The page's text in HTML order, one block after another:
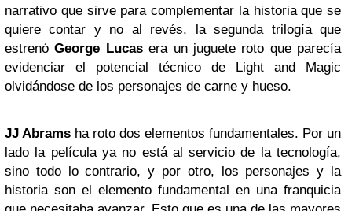
narrativo que sirve para complementar la historia que se
quiere contar y no al revés, la segunda trilogía que
estrenóGeorge Lucasera un juguete roto que parecía
evidenciar el potencial técnico de Light and Magic
olvidándose de los personajes de carne y hueso.
JJ Abrams ha roto dos elementos fundamentales. Por un
lado la película ya no está al servicio de la tecnología,
sino todo lo contrario, y por otro, los personajes y la
historia son el elemento fundamental en una franquicia